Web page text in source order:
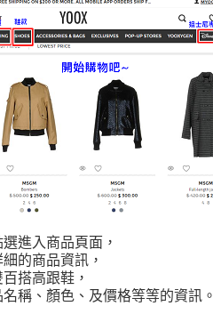
進入商品頁面，
的商品資訊，
搭高跟鞋，
稱、顏色、及價格等等的資訊。